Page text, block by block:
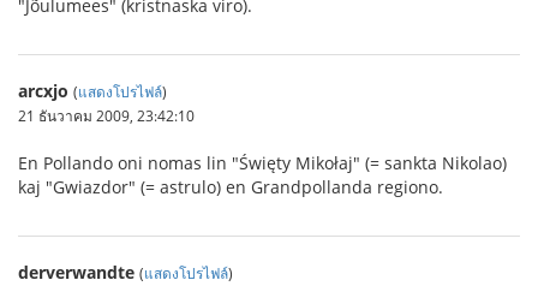
"Jõulumees" (kristnaska viro).
arcxjo (แสดงโปรไฟล์)
21 ธันวาคม 2009, 23:42:10
En Pollando oni nomas lin "Święty Mikołaj" (= sankta Nikolao)
kaj "Gwiazdor" (= astrulo) en Grandpollanda regiono.
derverwandte (แสดงโปรไฟล์)